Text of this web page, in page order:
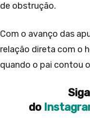
de obstrução.
Com o avanço das
relação direta com o
quando o pai contou
do